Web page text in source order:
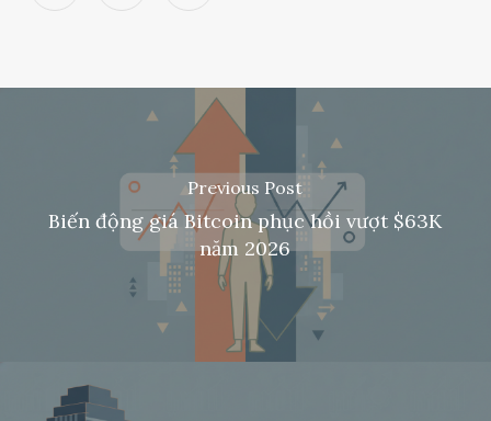
Previous Post
Biến động giá Bitcoin phục hồi vượt $63K
năm 2026